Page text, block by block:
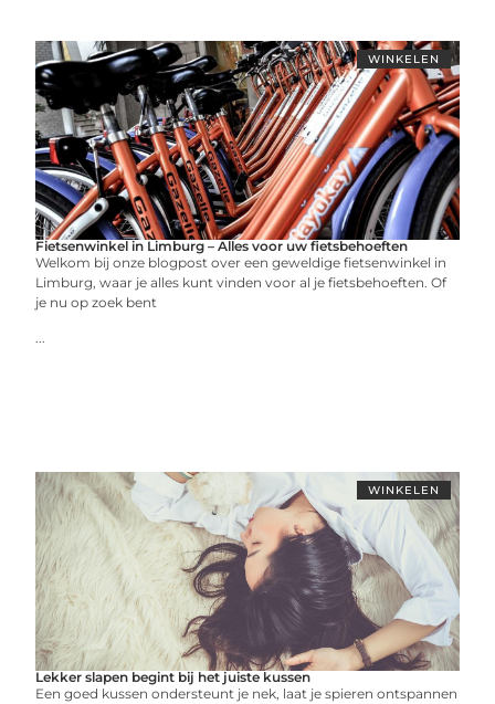
WINKELEN
Fietsenwinkel in Limburg – Alles voor uw fietsbehoeften
Welkom bij onze blogpost over een geweldige fietsenwinkel in
Limburg, waar je alles kunt vinden voor al je fietsbehoeften. Of
je nu op zoek bent
...
WINKELEN
Lekker slapen begint bij het juiste kussen
Een goed kussen ondersteunt je nek, laat je spieren ontspannen